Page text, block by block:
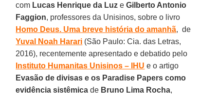
com Lucas Henrique da Luz eGilberto Antonio
Faggion, professores da Unisinos, sobre o livro
Homo Deus. Uma breve história do amanhã, de
Yuval Noah Harari (São Paulo: Cia. das Letras,
2016), recentemente apresentado e debatido pelo
Instituto Humanitas Unisinos – IHU e o artigo
Evasão de divisas e os Paradise Papers como
evidência sistêmica de Bruno Lima Rocha,